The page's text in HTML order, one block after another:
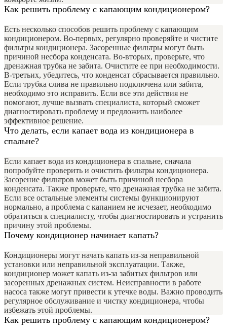
Как решить проблему с капающим кондиционером?
Есть несколько способов решить проблему с капающим
кондиционером. Во-первых, регулярно проверяйте и чистите
фильтры кондиционера. Засоренные фильтры могут быть
причиной несбора конденсата. Во-вторых, проверьте, что
дренажная трубка не забита. Очистите ее при необходимости.
В-третьих, убедитесь, что конденсат сбрасывается правильно.
Если трубка слива не правильно подключена или забита,
необходимо это исправить. Если все эти действия не
помогают, лучше вызвать специалиста, который сможет
диагностировать проблему и предложить наиболее
эффективное решение.
Что делать, если капает вода из кондиционера в
спальне?
Если капает вода из кондиционера в спальне, сначала
попробуйте проверить и очистить фильтры кондиционера.
Засорение фильтров может быть причиной несбора
конденсата. Также проверьте, что дренажная трубка не забита.
Если все остальные элементы системы функционируют
нормально, а проблема с капанием не исчезает, необходимо
обратиться к специалисту, чтобы диагностировать и устранить
причину этой проблемы.
Почему кондиционер начинает капать?
Кондиционеры могут начать капать из-за неправильной
установки или неправильной эксплуатации. Также,
кондиционер может капать из-за забитых фильтров или
засоренных дренажных систем. Неисправности в работе
насоса также могут привести к утечке воды. Важно проводить
регулярное обслуживание и чистку кондиционера, чтобы
избежать этой проблемы.
Как решить проблему с капающим кондиционером?